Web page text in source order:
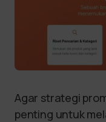
Agar strategi
penting untuk